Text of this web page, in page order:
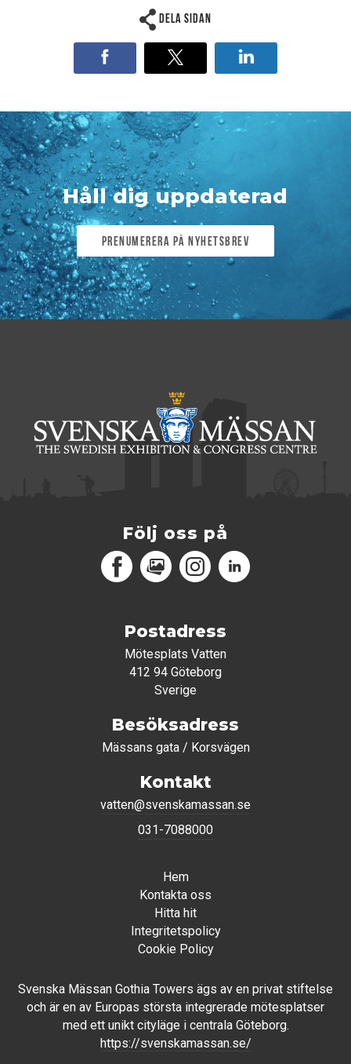
Dela sidan
Håll dig uppdaterad
Prenumerera på nyhetsbrev
Följ oss på
FacebookMediaPortalInstagramLinkedIn
Postadress
Mötesplats Vatten
412 94 Göteborg
Sverige
Besöksadress
Mässans gata / Korsvägen
Kontakt
vatten@svenskamassan.se
031-7088000
Hem
Kontakta oss
Hitta hit
Integritetspolicy
Cookie Policy
Svenska Mässan Gothia Towers ägs av en privat stiftelse
och är en av Europas största integrerade mötesplatser
med ett unikt cityläge i centrala Göteborg.
https://svenskamassan.se/